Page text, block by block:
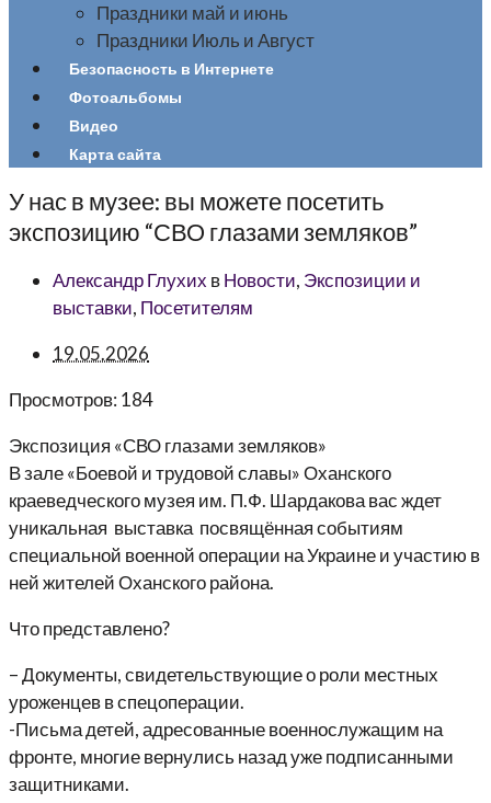
Праздники май и июнь
Праздники Июль и Август
Безопасность в Интернете
Фотоальбомы
Видео
Карта сайта
У нас в музее: вы можете посетить
экспозицию “СВО глазами земляков”
Александр Глухих вНовости, Экспозиции и
выставки, Посетителям
19.05.2026
Просмотров: 184
Экспозиция «СВО глазами земляков»
В зале «Боевой и трудовой славы» Оханского
краеведческого музея им. П.Ф. Шардакова вас ждет
уникальная выставка посвящённая событиям
специальной военной операции на Украине и участию в
ней жителей Оханского района.
Что представлено?
– Документы, свидетельствующие о роли местных
уроженцев в спецоперации.
-Письма детей, адресованные военнослужащим на
фронте, многие вернулись назад уже подписанными
защитниками.